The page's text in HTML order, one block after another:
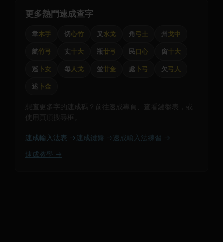
更多熱門速成查字
韋木手 切心竹 叉 水戈 角弓土 州 戈中
航竹弓 丈十大 瓶廿弓 民口心 窗十大
巡 卜女 每人戈 並廿金 處 卜弓 欠弓人
述 卜金
想查更多字的速成碼？前往速成專頁、查看鍵盤表，或
使用頁頂搜尋框。
速成輸入法表 → 速成鍵盤 → 速成輸入法練習 →
速成教學 →